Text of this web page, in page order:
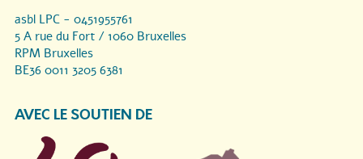
asbl LPC - 0451955761
5 A rue du Fort / 1060 Bruxelles
RPM Bruxelles
BE36 0011 3205 6381
AVEC LE SOUTIEN DE